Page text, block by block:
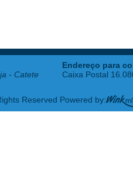
- Catete
Endereço para
Caixa Postal
Reserved Powered by: